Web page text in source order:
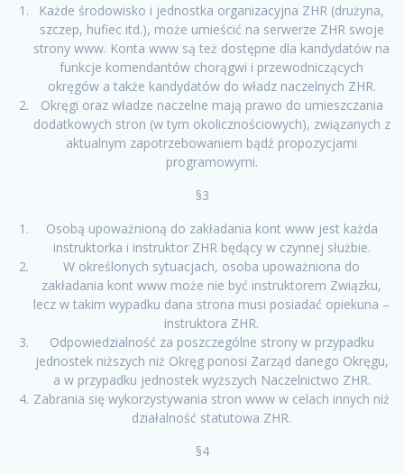
Każde środowisko i jednostka organizacyjna ZHR (drużyna,
szczep, hufiec itd.), może umieścić na serwerze ZHR swoje
strony www. Konta www są też dostępne dla kandydatów na
funkcje komendantów chorągwi i przewodniczących
okręgów a także kandydatów do władz naczelnych ZHR.
Okręgi oraz władze naczelne mają prawo do umieszczania
dodatkowych stron (w tym okolicznościowych), związanych z
aktualnym zapotrzebowaniem bądź propozycjami
programowymi.
§3
Osobą upoważnioną do zakładania kont www jest każda
instruktorka i instruktor ZHR będący w czynnej służbie.
W określonych sytuacjach, osoba upoważniona do
zakładania kont www może nie być instruktorem Związku,
lecz w takim wypadku dana strona musi posiadać opiekuna –
instruktora ZHR.
Odpowiedzialność za poszczególne strony w przypadku
jednostek niższych niż Okręg ponosi Zarząd danego Okręgu,
a w przypadku jednostek wyższych Naczelnictwo ZHR.
Zabrania się wykorzystywania stron www w celach innych niż
działalność statutowa ZHR.
§4